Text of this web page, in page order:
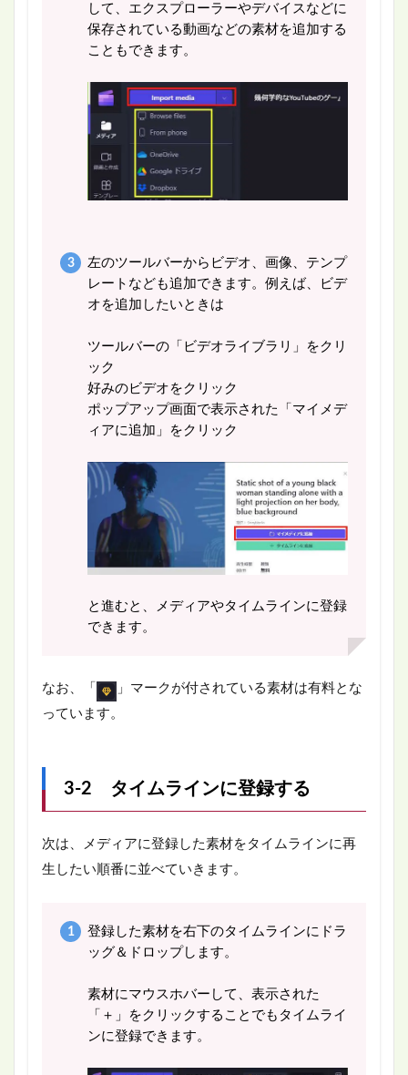
して、エクスプローラーやデバイスなどに
保存されている動画などの素材を追加する
こともできます。
左のツールバーからビデオ、画像、テンプ
レートなども追加できます。例えば、ビデ
オを追加したいときは
ツールバーの「ビデオライブラリ」をクリ
ック
好みのビデオをクリック
ポップアップ画面で表示された「マイメデ
ィアに追加」をクリック
と進むと、メディアやタイムラインに登録
できます。
なお、「
」マークが付されている素材は有料とな
っています。
3-2 タイムラインに登録する
次は、メディアに登録した素材をタイムラインに再
生したい順番に並べていきます。
登録した素材を右下のタイムラインにドラ
ッグ＆ドロップします。
素材にマウスホバーして、表示された
「＋」をクリックすることでもタイムライ
ンに登録できます。